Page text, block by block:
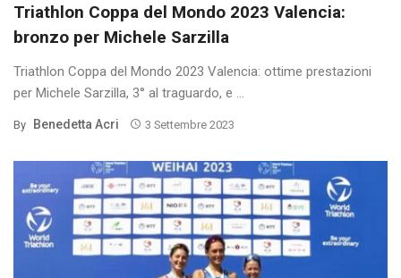
Triathlon Coppa del Mondo 2023 Valencia:
bronzo per Michele Sarzilla
Triathlon Coppa del Mondo 2023 Valencia: ottime prestazioni
per Michele Sarzilla, 3° al traguardo, e ...
By Benedetta Acri 3 Settembre 2023